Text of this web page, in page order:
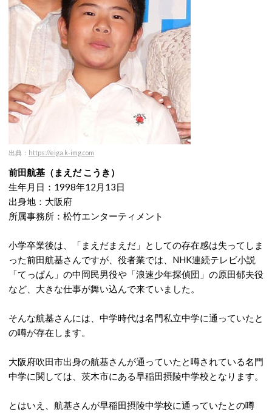
出典： https://eiga.k-img.com
前田航基（まえだ こうき）
生年月日：1998年12月13日
出身地：大阪府
所属事務所：松竹エンターティメント
小学卒業後は、「まえだまえだ」としての存在感は失ってしま
った前田航基さんですが、役者業では、NHK連続テレビ小説
「てっぱん」の中岡民男役や「浪速少年探偵団」の原田郁夫役
など、大きな仕事が舞い込んで来ていました。
そんな航基さんには、中学時代は名門私立中学に通っていたと
の噂が存在します。
大阪府吹田市出身の航基さんが通っていたと噂されている名門
中学に関しては、茨木市にある早稲田摂陵中学校となります。
とはいえ、航基さんが早稲田摂陵中学校に通っていたとの噂